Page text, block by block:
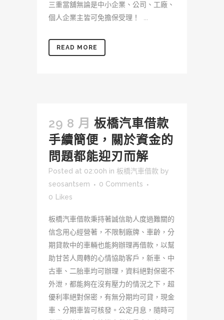
三重當舖無論是中小企業、公司、工廠、
個人企業主皆可免擔保受理！ ...
READ MORE
29 8 月 板橋汽車借款
手續簡便，關於資金的
問題都能迎刃而解
Posted at 02:00h in 板橋汽車借款 by
seosantsem
0 Comments
0 Likes
板橋汽車借款秉持著誠信助人度過難關的
信念用心經營著，不限制廠牌、車齡，分
期貸款中的車輛也能夠辦理再借款，以幫
助甘苦人周轉的心情協助客戶，新車、中
古車、二胎車均可辦理，資料絕對保密不
外泄，都能夠在沒有壓力的情況之下，超
優利率絕對保密，有無分期均可貸，現金
車、分期車皆可核發。公定月息，隨時可